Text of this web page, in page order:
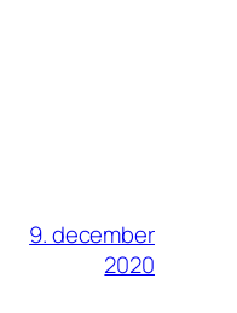
9. december
2020